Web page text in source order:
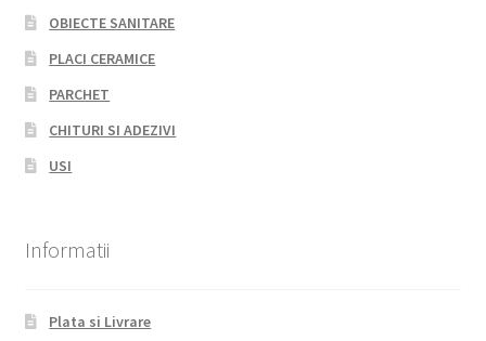
OBIECTE SANITARE
PLACI CERAMICE
PARCHET
CHITURI SI ADEZIVI
USI
Informatii
Plata si Livrare